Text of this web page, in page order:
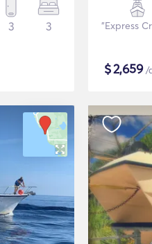
3 3 "Express
$2,659/